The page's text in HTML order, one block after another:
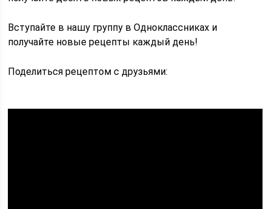
Вступайте в нашу группу в Одноклассниках и
получайте новые рецепты каждый день!
Поделиться рецептом с друзьями: